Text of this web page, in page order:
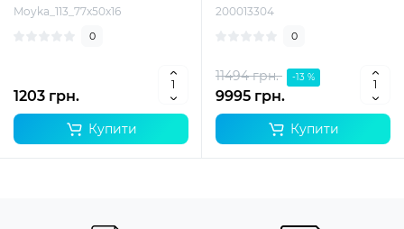
Moyka_113_77x50x16
0
1203 грн.
Купити
200013304
0
11494 грн. -13 %
9995 грн.
Купити